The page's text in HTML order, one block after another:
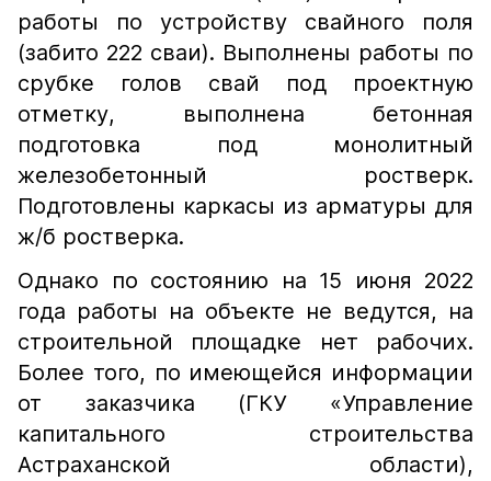
работы по устройству свайного поля
(забито 222 сваи). Выполнены работы по
срубке голов свай под проектную
отметку, выполнена бетонная
подготовка под монолитный
железобетонный ростверк.
Подготовлены каркасы из арматуры для
ж/б ростверка.
Однако по состоянию на 15 июня 2022
года работы на объекте не ведутся, на
строительной площадке нет рабочих.
Более того, по имеющейся информации
от заказчика (ГКУ «Управление
капитального строительства
Астраханской области),